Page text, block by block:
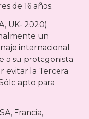
de 16 años.
UK- 2020)
un
internacional
a su protagonista
evitar la Tercera
apto para
Francia,